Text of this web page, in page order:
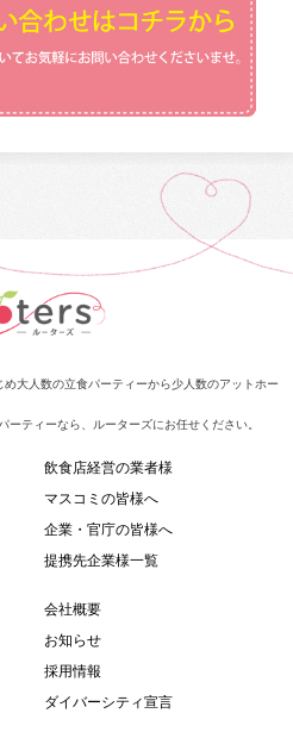
大人数の立食パーティーから少人数のアットホー
ティーなら、ルーターズにお任せください。
飲食店経営の業者様
マスコミの皆様へ
企業・官庁の皆様へ
提携先企業様一覧
会社概要
お知らせ
採用情報
ダイバーシティ宣言